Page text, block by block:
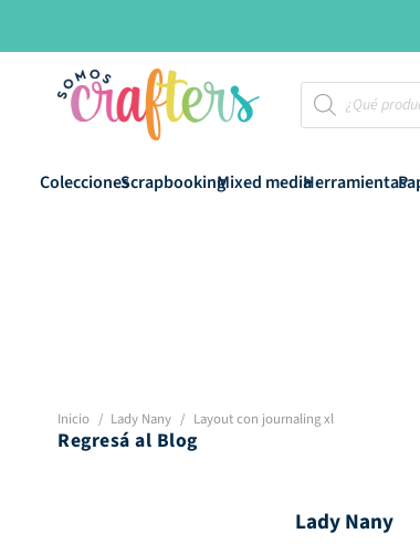
Búsqueda
de
productos
ColeccionesScrapbookingMixed mediaHerramientas
Inicio / Lady Nany / Layout con journaling xl
Regresá al Blog
Lady Nany